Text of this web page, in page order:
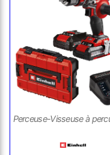
Perceuse-Visseuse à